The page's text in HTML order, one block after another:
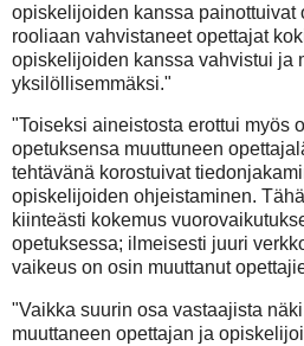
opiskelijoiden kanssa painottuivat
rooliaan vahvistaneet opettajat
opiskelijoiden kanssa vahvistui ja
yksilöllisemmäksi."
"Toiseksi aineistosta erottui myös
opetuksensa muuttuneen
tehtävänä korostuivat
opiskelijoiden ohjeistaminen.
kiinteästi kokemus
opetuksessa; ilmeisesti juuri
vaikeus on osin muuttanut
"Vaikka suurin osa vastaajista
muuttaneen opettajan ja